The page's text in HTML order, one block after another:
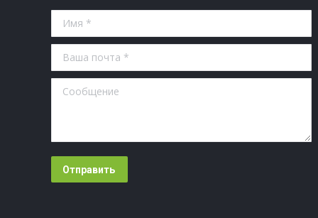
Имя *
Ваша почта *
Сообщение
Отправить